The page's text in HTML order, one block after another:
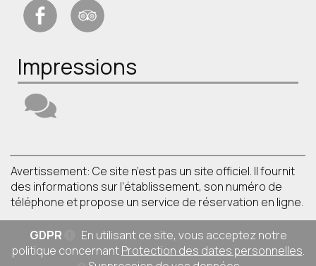
Impressions
Avertissement: Ce site n’est pas un site officiel. Il fournit
des informations sur l’établissement, son numéro de
téléphone et propose un service de réservation en ligne.
GDPR
En utilisant ce site, vous acceptez notre
politique concernantProtection des dates personnelles.